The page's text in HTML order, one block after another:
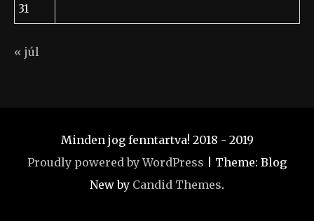
31
« júl
Minden jog fenntartva! 2018 - 2019
Proudly powered by WordPress
Theme: Blog
New by Candid Themes.